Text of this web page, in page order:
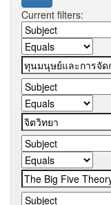
Current filters: